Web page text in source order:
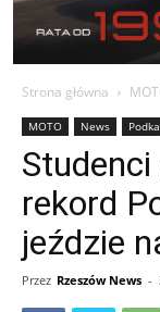
Strona główna
MOTO News
rekord
jeździe
Przez Rzeszów News -